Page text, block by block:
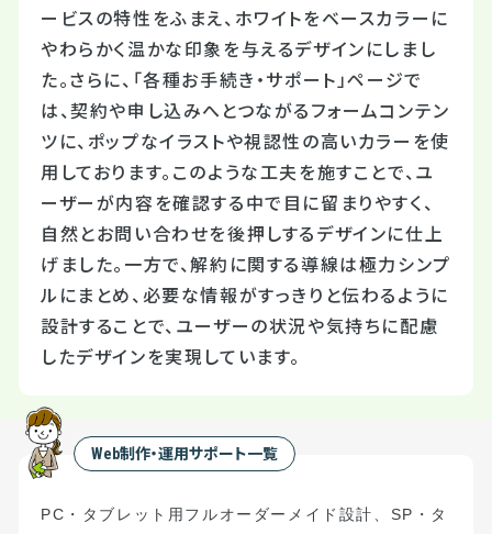
ービスの特性をふまえ、ホワイトをベースカラーに
やわらかく温かな印象を与えるデザインにしまし
た。さらに、「各種お手続き・サポート」ページで
は、契約や申し込みへとつながるフォームコンテン
ツに、ポップなイラストや視認性の高いカラーを使
用しております。このような工夫を施すことで、ユ
ーザーが内容を確認する中で目に留まりやすく、
自然とお問い合わせを後押しするデザインに仕上
げました。一方で、解約に関する導線は極力シンプ
ルにまとめ、必要な情報がすっきりと伝わるように
設計することで、ユーザーの状況や気持ちに配慮
したデザインを実現しています。
Web制作・運用サポート一覧
PC ・タブレット用フルオーダーメイド設計 SP ・タ